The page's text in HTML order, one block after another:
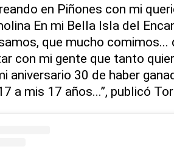
en Piñones con mi
En mi Bella Isla del
que mucho comimos...
con mi gente que tanto
aniversario 30 de haber
a mis 17 años...”, publicó